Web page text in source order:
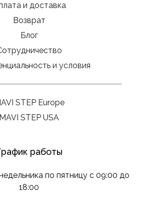
и доставка
Возврат
Блог
и условия
STEP Europe
MAVI STEP USA
работы
по пятницу с 09:00 до
18:00